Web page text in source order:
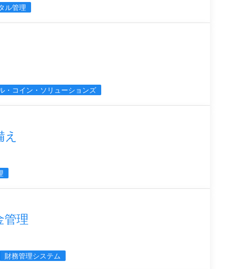
ル管理
・コイン・ソリューションズ
管理
財務管理システム